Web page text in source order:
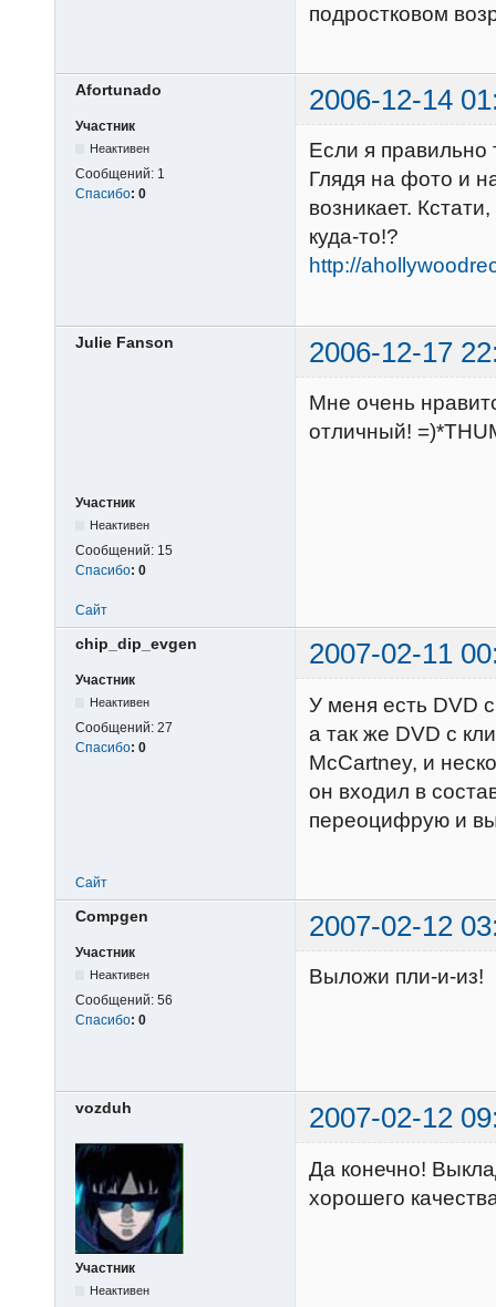
подростковом
Afortunado 2006-12-14
Участник
Неактивен
Сообщений: 1
Спасибо: 0
Если я правильно
Глядя на фото и
возникает.
куда-то!?
http://
Julie Fanson 2006-12-17
Участник
Неактивен
Сообщений: 15
Спасибо: 0
Мне очень
отличный!
Сайт
chip_dip_evgen 2007-02-11
Участник
Неактивен
Сообщений: 27
Спасибо: 0
У меня есть DVD
а так же DVD с
McCartney, и
он входил в
переоцифрую и
Сайт
Compgen 2007-02-12
Участник
Неактивен
Сообщений: 56
Спасибо: 0
Выложи пли-и-из!
vozduh 2007-02-12
Участник
Неактивен
Да конечно!
хорошего